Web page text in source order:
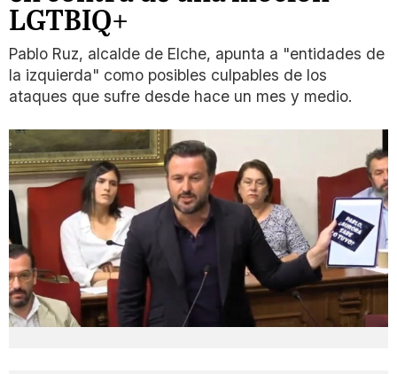
LGTBIQ+
Pablo Ruz, alcalde de Elche, apunta a "entidades de
la izquierda" como posibles culpables de los
ataques que sufre desde hace un mes y medio.